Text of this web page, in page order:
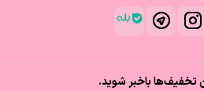
تخفیف‌ها باخبر شوید.